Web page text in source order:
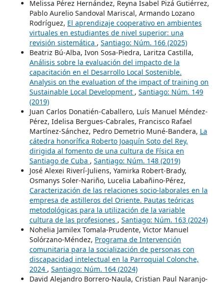
Melissa Pérez Hernández, Reyna Isabel Pizá Gutiérrez,
Pablo Aurelio Sandoval Mariscal, Armando Lozano
Rodríguez, El aprendizaje cooperativo en ambientes
virtuales en estudiantes de nivel superior: una
revisión sistemática , Santiago: Núm. 166 (2025)
Beatriz Bú-Alba, Ivon Sosa-Piedra, Laritza Castilla,
Análisis sobre la evaluación del impacto de la
capacitación en el Desarrollo Local Sostenible.
Analysis on the evaluation of the impact of training on
Sustainable Local Development , Santiago: Núm. 149
(2019)
Juan Carlos Donatién-Caballero, Luís Manuel Méndez-
Pérez, Idelisa Bergues-Cabrales, Francisco Rafael
Martínez-Sánchez, Pedro Demetrio Muné-Bandera, La
cátedra honorífica Roberto Joaquín Soto del Rey,
dirigida al fomento de una cultura de Física en
Santiago de Cuba , Santiago: Núm. 148 (2019)
José Alexei Riverí-Juliens, Yamirka Robert-Brady,
Osmanys Soler-Nariño, Lucelia Labañino-Pérez,
Caracterización de las relaciones socio-laborales en la
empresa de astilleros del Oriente. Pautas teóricas
metodológicas para la utilización de la variable
cultura de las profesiones , Santiago: Núm. 163 (2024)
Nohelia Jamilex Tomala-Prudente, Victor Manuel
Solórzano-Méndez, Programa de Intervención
comunitaria para la socialización de personas con
discapacidad intelectual en la Parroquial Colonche,
2024 , Santiago: Núm. 164 (2024)
David Alejandro Borrero-Naula, Cristian Paul Naranjo-